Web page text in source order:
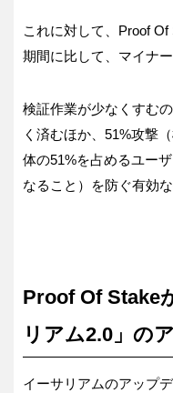
これに対して、Proof
期間に比して、マイナ
検証作業が少なくすむ
く済むほか、51%攻撃
体の51%を占めるユー
なること）を防ぐ有効
Proof Of Stake
リアム2.0」の
イーサリアムのアップ